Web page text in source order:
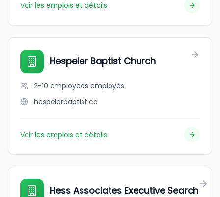
Voir les emplois et détails
Hespeler Baptist Church
2-10 employees employés
hespelerbaptist.ca
Voir les emplois et détails
Hess Associates Executive Search